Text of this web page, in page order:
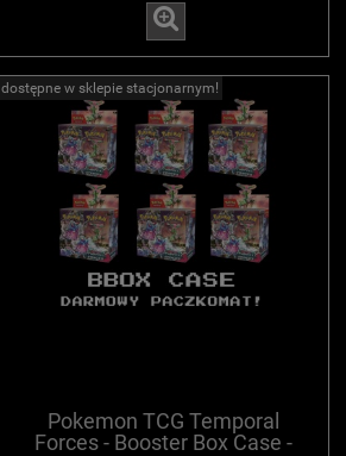
Pokemon TCG Temporal
Forces - Booster Box Case -
dostępne w sklepie stacjonarnym!